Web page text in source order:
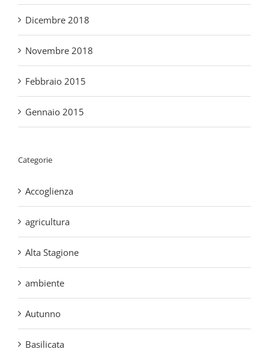
Novembre 2018
Febbraio 2015
Gennaio 2015
Accoglienza
agricultura
Alta Stagione
ambiente
Autunno
Basilicata